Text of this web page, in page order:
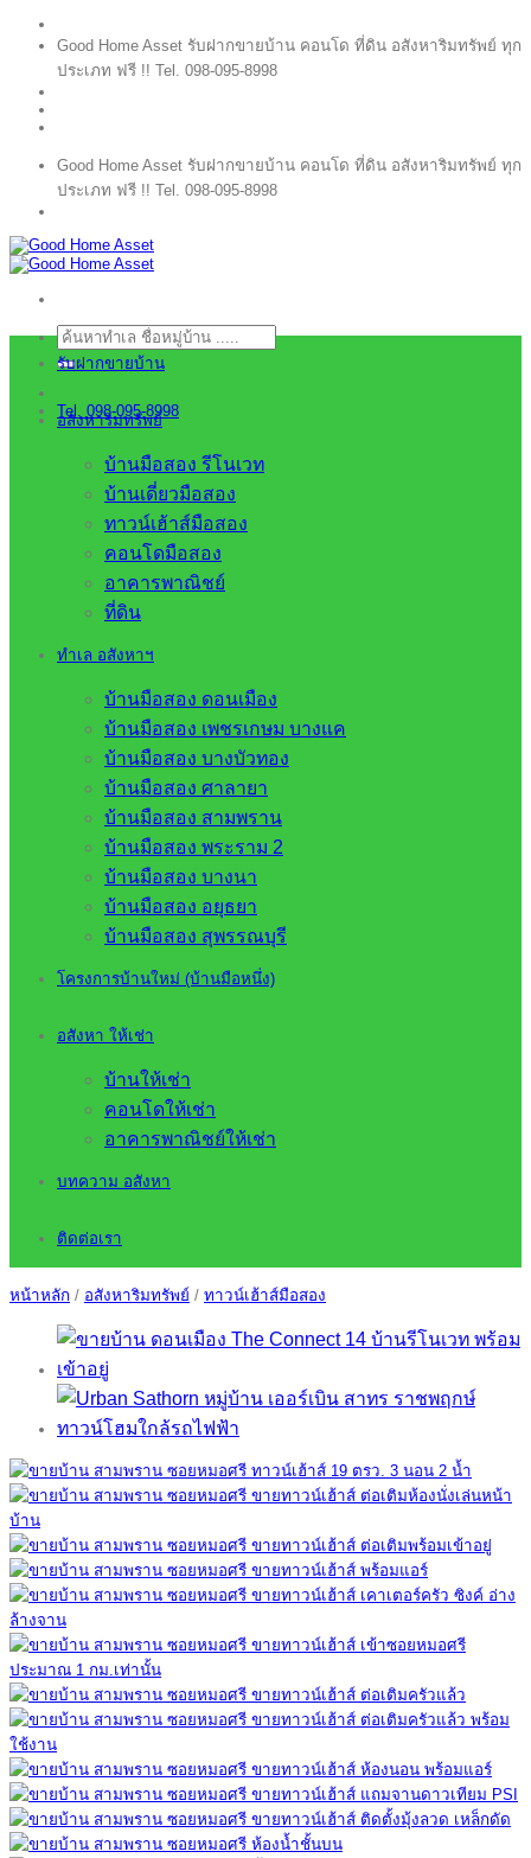
Good Home Asset รับฝากขายบ้าน คอนโด ที่ดิน อสังหาริมทรัพย์ ทุก
ประเภท ฟรี !! Tel. 098-095-8998
Good Home Asset รับฝากขายบ้าน คอนโด ที่ดิน อสังหาริมทรัพย์ ทุก
ประเภท ฟรี !! Tel. 098-095-8998
ค้นหา:
Tel. 098-095-8998
รับฝากขายบ้าน
อสังหาริมทรัพย์
บ้านมือสอง รีโนเวท
บ้านเดี่ยวมือสอง
ทาวน์เฮ้าส์มือสอง
คอนโดมือสอง
อาคารพาณิชย์
ที่ดิน
ทำเล อสังหาฯ
บ้านมือสอง ดอนเมือง
บ้านมือสอง เพชรเกษม บางแค
บ้านมือสอง บางบัวทอง
บ้านมือสอง ศาลายา
บ้านมือสอง สามพราน
บ้านมือสอง พระราม 2
บ้านมือสอง บางนา
บ้านมือสอง อยุธยา
บ้านมือสอง สุพรรณบุรี
โครงการบ้านใหม่ (บ้านมือหนึ่ง)
อสังหา ให้เช่า
บ้านให้เช่า
คอนโดให้เช่า
อาคารพาณิชย์ให้เช่า
บทความ อสังหา
ติดต่อเรา
หน้าหลัก / อสังหาริมทรัพย์ / ทาวน์เฮ้าส์มือสอง